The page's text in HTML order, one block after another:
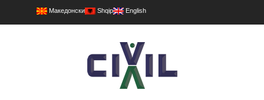
Македонски Shqip English